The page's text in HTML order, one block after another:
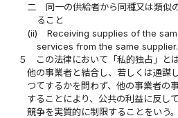
二
同一の供給者から同種又は類似
ること
(ii)
Receiving supplies of the
services from the same supplier.
５
この法律において「私的独占」と
他の事業者と結合し、若しくは通謀
つてするかを問わず、他の事業者の
することにより、公共の利益に反し
競争を実質的に制限することをいう。